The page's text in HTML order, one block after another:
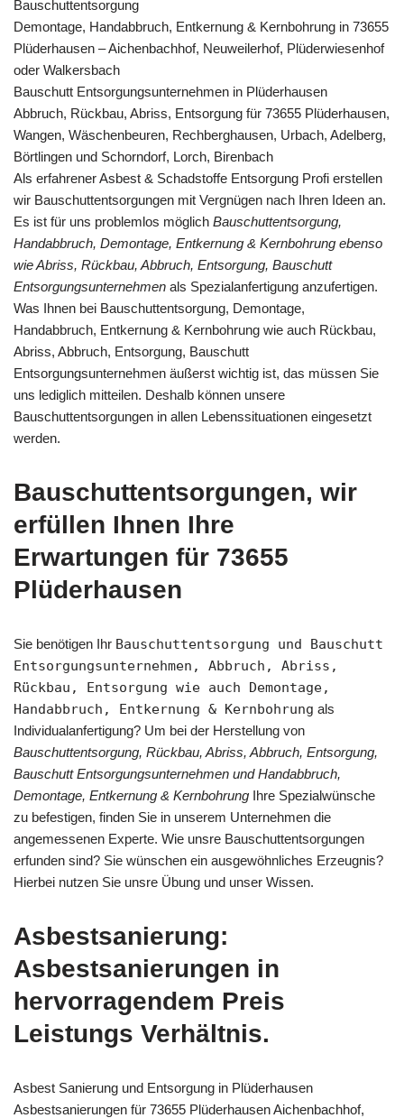
Bauschuttentsorgung
Demontage, Handabbruch, Entkernung & Kernbohrung in 73655
Plüderhausen – Aichenbachhof, Neuweilerhof, Plüderwiesenhof
oder Walkersbach
Bauschutt Entsorgungsunternehmen in Plüderhausen
Abbruch, Rückbau, Abriss, Entsorgung für 73655 Plüderhausen,
Wangen, Wäschenbeuren, Rechberghausen, Urbach, Adelberg,
Börtlingen und Schorndorf, Lorch, Birenbach
Als erfahrener Asbest & Schadstoffe Entsorgung Profi erstellen
wir Bauschuttentsorgungen mit Vergnügen nach Ihren Ideen an.
Es ist für uns problemlos möglich Bauschuttentsorgung,
Handabbruch, Demontage, Entkernung & Kernbohrung ebenso
wie Abriss, Rückbau, Abbruch, Entsorgung, Bauschutt
Entsorgungsunternehmen als Spezialanfertigung anzufertigen.
Was Ihnen bei Bauschuttentsorgung, Demontage,
Handabbruch, Entkernung & Kernbohrung wie auch Rückbau,
Abriss, Abbruch, Entsorgung, Bauschutt
Entsorgungsunternehmen äußerst wichtig ist, das müssen Sie
uns lediglich mitteilen. Deshalb können unsere
Bauschuttentsorgungen in allen Lebenssituationen eingesetzt
werden.
Bauschuttentsorgungen, wir
erfüllen Ihnen Ihre
Erwartungen für 73655
Plüderhausen
Sie benötigen Ihr Bauschuttentsorgung und Bauschutt
Entsorgungsunternehmen, Abbruch, Abriss,
Rückbau, Entsorgung wie auch Demontage,
Handabbruch, Entkernung & Kernbohrung als
Individualanfertigung? Um bei der Herstellung von
Bauschuttentsorgung, Rückbau, Abriss, Abbruch, Entsorgung,
Bauschutt Entsorgungsunternehmen und Handabbruch,
Demontage, Entkernung & Kernbohrung Ihre Spezialwünsche
zu befestigen, finden Sie in unserem Unternehmen die
angemessenen Experte. Wie unsre Bauschuttentsorgungen
erfunden sind? Sie wünschen ein ausgewöhnliches Erzeugnis?
Hierbei nutzen Sie unsre Übung und unser Wissen.
Asbestsanierung:
Asbestsanierungen in
hervorragendem Preis
Leistungs Verhältnis.
Asbest Sanierung und Entsorgung in Plüderhausen
Asbestsanierungen für 73655 Plüderhausen Aichenbachhof,